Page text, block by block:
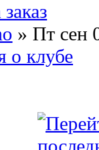
» Пт сен
о клубе